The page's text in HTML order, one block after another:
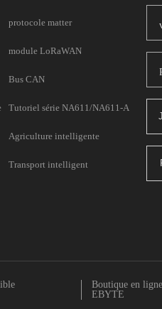
protocole matter
module LoRaWAN
Bus CAN
Tutoriel série NA611/NA611-A
Agriculture intelligente
Transport intelligent
Boutique en ligne
EBYTE